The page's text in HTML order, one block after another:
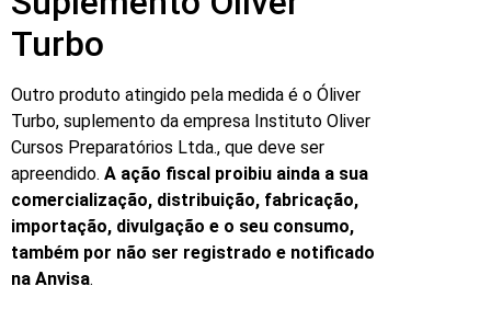
Turbo
Outro produto atingido pela medida é o Óliver
Turbo, suplemento da empresa Instituto Oliver
Cursos Preparatórios Ltda., que deve ser
apreendido. A ação fiscal proibiu ainda a sua
comercialização, distribuição, fabricação,
importação, divulgação e o seu consumo,
também por não ser registrado e notificado
na Anvisa.